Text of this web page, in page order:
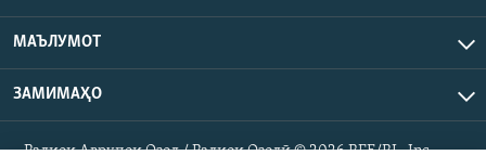
МАЪЛУМОТ
ЗАМИМАҲО
Радиои Аврупои Озод / Радиои Озодӣ © 2026 RFE/RL. Inc.